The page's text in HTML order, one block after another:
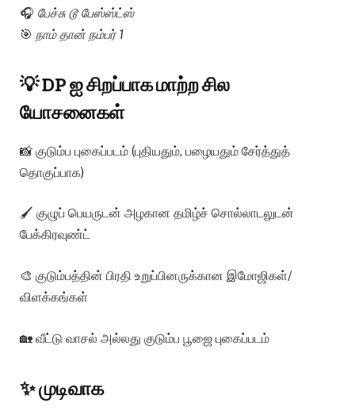
🎧 பேச்சு டூ பேஸ்ஸ்ட்ஸ்
🎯 நாம் தான் நம்பர் 1
💡 DP ஐ சிறப்பாக மாற்ற சில
யோசனைகள்
📸 குடும்ப புகைப்படம் (புதியதும், பழையதும் சேர்த்துத்
தொகுப்பாக)
🖌️ குழுப் பெயருடன் அழகான தமிழ்ச் சொல்லாடலுடன்
பேக்‌கிரவுண்ட்
🎨 குடும்பத்தின் பிரதி உறுப்பினருக்கான இமோஜிகள்/
விளக்கங்கள்
🏡 வீட்டு வாசல் அல்லது குடும்ப பூஜை புகைப்படம்
✨ முடிவாக